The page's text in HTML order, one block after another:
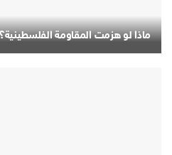
ماذا لو هزمت المقاومة